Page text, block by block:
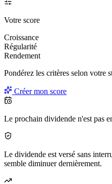
Votre score
Croissance
Régularité
Rendement
Pondérez les critères selon votre
Créer mon score
Le prochain dividende n'est pas
Le dividende est versé sans
semble diminuer dernièrement.